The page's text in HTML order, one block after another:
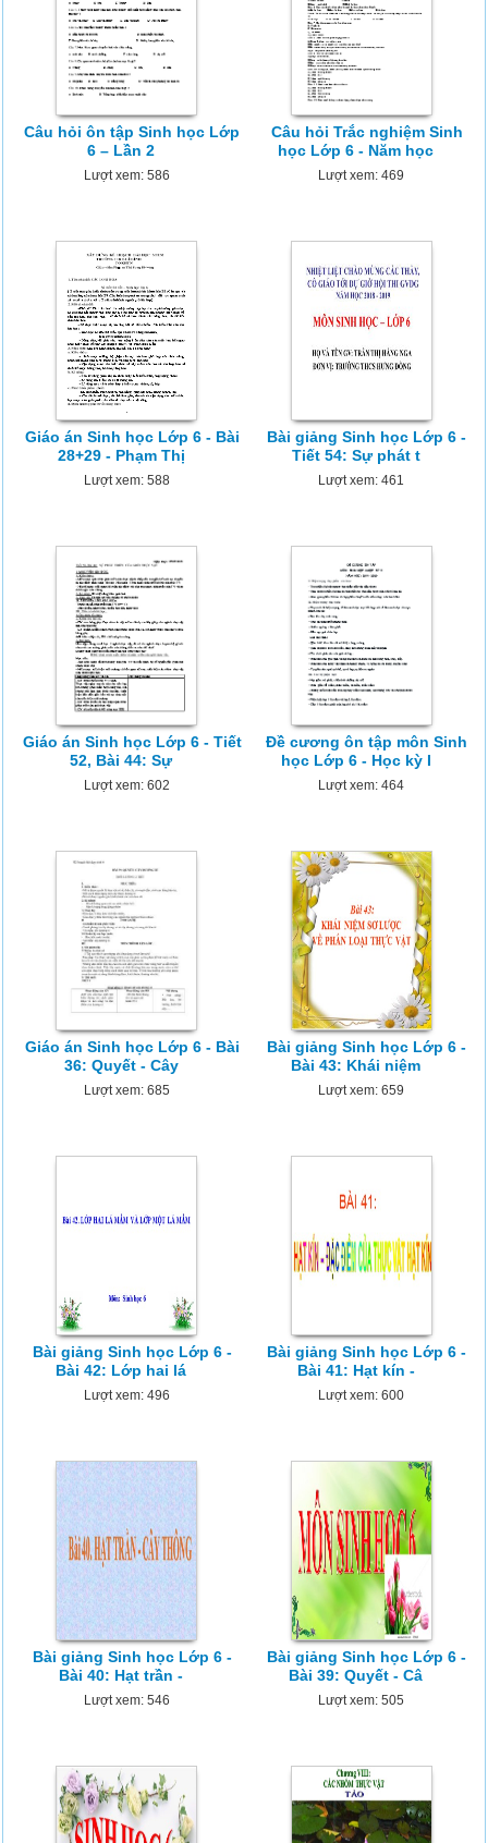
Câu hỏi ôn tập Sinh học Lớp
6 – Lần 2
Lượt xem: 586
Câu hỏi Trắc nghiệm Sinh
học Lớp 6 - Năm học
Lượt xem: 469
Giáo án Sinh học Lớp 6 - Bài
28+29 - Phạm Thị
Lượt xem: 588
Bài giảng Sinh học Lớp 6 -
Tiết 54: Sự phát t
Lượt xem: 461
Giáo án Sinh học Lớp 6 - Tiết
52, Bài 44: Sự
Lượt xem: 602
Đề cương ôn tập môn Sinh
học Lớp 6 - Học kỳ I
Lượt xem: 464
Giáo án Sinh học Lớp 6 - Bài
36: Quyết - Cây
Lượt xem: 685
Bài giảng Sinh học Lớp 6 -
Bài 43: Khái niệm
Lượt xem: 659
Bài giảng Sinh học Lớp 6 -
Bài 42: Lớp hai lá
Lượt xem: 496
Bài giảng Sinh học Lớp 6 -
Bài 41: Hạt kín -
Lượt xem: 600
Bài giảng Sinh học Lớp 6 -
Bài 40: Hạt trần -
Lượt xem: 546
Bài giảng Sinh học Lớp 6 -
Bài 39: Quyết - Câ
Lượt xem: 505